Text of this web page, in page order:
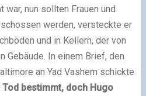
nun sollten Frauen und
werden, versteckte er
und in Kellern, der von
Gebäude. In einem Brief, den
an Yad Vashem schickte
Tod bestimmt, doch Hugo